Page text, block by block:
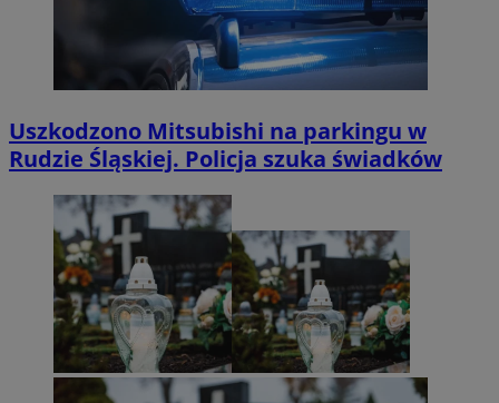
Uszkodzono Mitsubishi na parkingu w
Rudzie Śląskiej. Policja szuka świadków